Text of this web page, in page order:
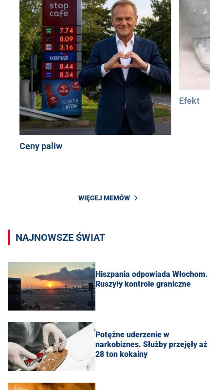
Ceny paliw
Efekt
WIĘCEJ MEMÓW
NAJNOWSZE ŚWIAT
Hiszpania odpowiada Włochom.
Ruszyły kontrole graniczne
Potężne uderzenie w
narkobiznes. Służby przejęły aż
28 ton kokainy